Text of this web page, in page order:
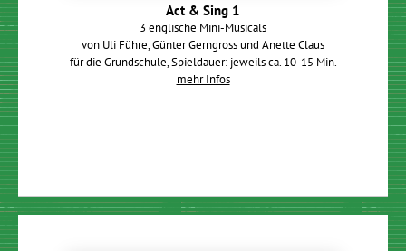
Act & Sing 1
3 englische Mini-Musicals
von Uli Führe, Günter Gerngross und Anette Claus
für die Grundschule, Spieldauer: jeweils ca. 10-15 Min.
mehr Infos